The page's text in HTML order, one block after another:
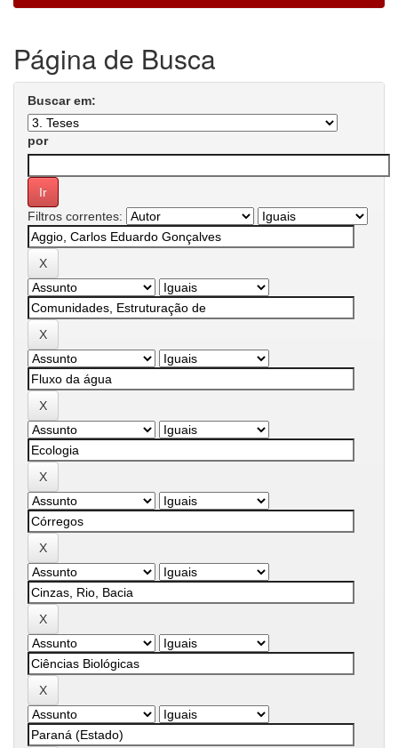
Página de Busca
Buscar em:
por
Filtros correntes: